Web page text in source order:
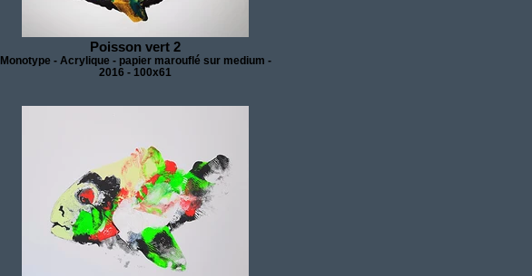
Poisson vert 2
Monotype - Acrylique - papier marouflé sur medium -
2016 - 100x61